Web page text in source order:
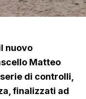
nuovo
Matteo
di controlli,
finalizzati ad